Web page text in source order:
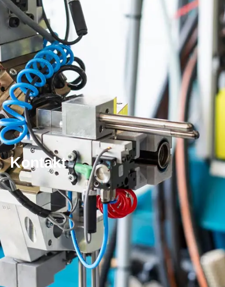
Kontakt